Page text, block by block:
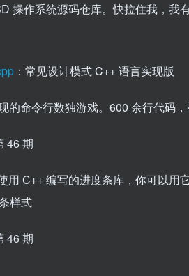
操作系统源码仓库。快拉住我，
：常见设计模式 C++ 语言实现版
的命令行数独游戏。600 余行代码
用 C++ 编写的进度条库，你可以
样式